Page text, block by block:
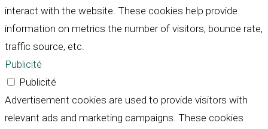
interact with the website. These cookies help provide
information on metrics the number of visitors, bounce rate,
traffic source, etc.
Publicité
Publicité
Advertisement cookies are used to provide visitors with
relevant ads and marketing campaigns. These cookies